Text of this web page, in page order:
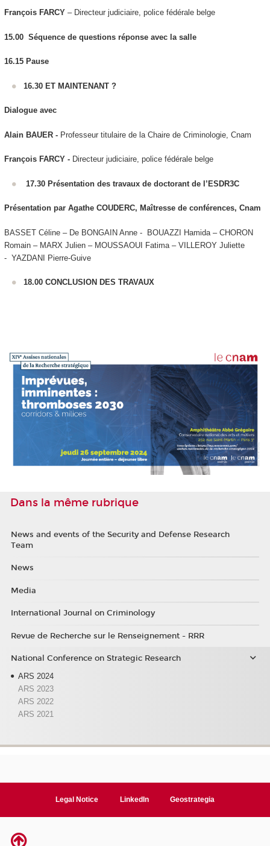
François FARCY– Directeur judiciaire, police fédérale belge
15.00 Séquence de questions réponse avec la salle
16.15 Pause
16.30 ET MAINTENANT ?
Dialogue avec
Alain BAUER - Professeur titulaire de la Chaire de Criminologie, Cnam
François FARCY - Directeur judiciaire, police fédérale belge
17.30 Présentation des travaux de doctorant de l’ESDR3C
Présentation par Agathe COUDERC, Maîtresse de conférences, Cnam
BASSET Céline – De BONGAIN Anne - BOUAZZI Hamida – CHORON
Romain – MARX Julien – MOUSSAOUI Fatima – VILLEROY Juliette
- YAZDANI Pierre-Guive
18.00 CONCLUSION DES TRAVAUX
Dans la même rubrique
News and events of the Security and Defense Research
Team
News
Media
International Journal on Criminology
Revue de Recherche sur le Renseignement - RRR
National Conference on Strategic Research
ARS 2024
ARS 2023
ARS 2022
ARS 2021
Legal Notice LinkedIn Geostrategia